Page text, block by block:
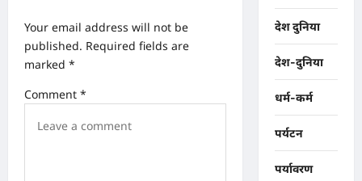
a
t
o
Your email address will not be
published. Required fields are
marked *
Comment *
देश दुनिया
देश-दुनिया
धर्म-कर्म
पर्यटन
पर्यावरण